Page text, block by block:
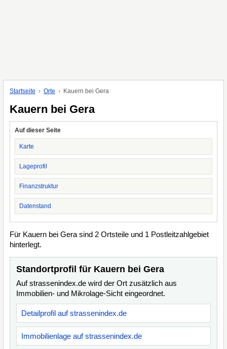
Startseite Orte Kauern bei Gera
Kauern bei Gera
Auf dieser Seite
Karte
Lageprofil
Finanzstruktur
Datenstand
Für Kauern bei Gera sind 2 Ortsteile und 1 Postleitzahlgebiet
hinterlegt.
Standortprofil für Kauern bei Gera
Auf strassenindex.de wird der Ort zusätzlich aus
Immobilien- und Mikrolage-Sicht eingeordnet.
Detailprofil auf strassenindex.de
Immobilienlage auf strassenindex.de